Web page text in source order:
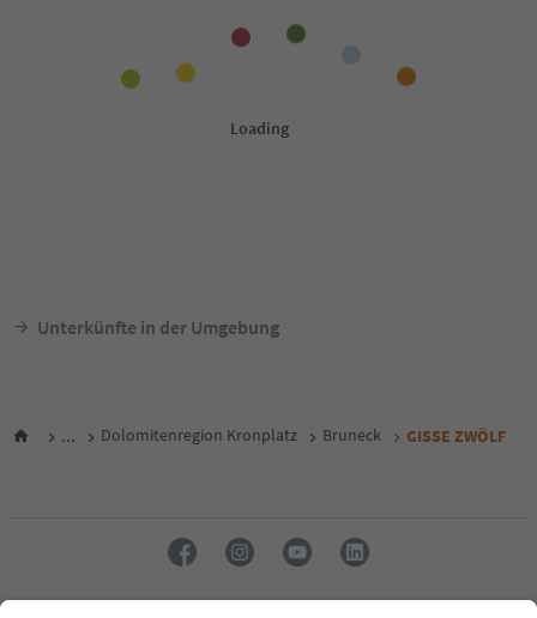
Unterkünfte in der Umgebung
... Dolomitenregion Kronplatz Bruneck GISSE ZWÖLF